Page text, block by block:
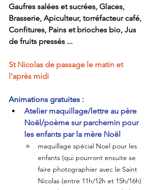
Gaufres salées et sucrées, Glaces,
Brasserie, Apiculteur, torréfacteur café,
Confitures, Pains et brioches bio, Jus
de fruits pressés ...
St Nicolas de passage le matin et
l'après midi
Animations gratuites :
Atelier maquillage/lettre au père
Noël/poème sur parchemin pour
les enfants par la mère Noël
maquillage spécial Noel pour les
enfants (qui pourront ensuite se
faire photographier avec le Saint
Nicolas (entre 11h/12h et 15h/16h)